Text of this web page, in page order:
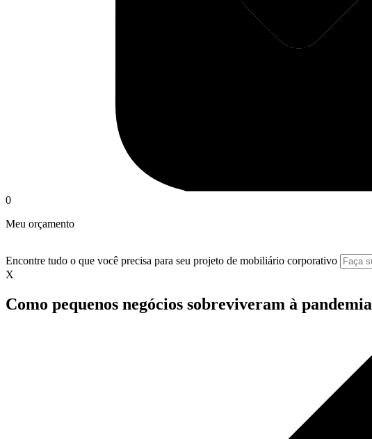
0
Meu orçamento
Encontre tudo o que você precisa para seu projeto de mobiliário corporativo
X
Como pequenos negócios sobreviveram à pandemia